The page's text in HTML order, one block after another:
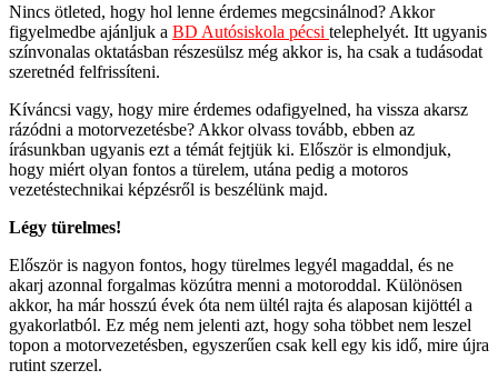
Nincs ötleted, hogy hol lenne érdemes megcsinálnod? Akkor
figyelmedbe ajánljuk a BD Autósiskola pécsi telephelyét. Itt ugyanis
színvonalas oktatásban részesülsz még akkor is, ha csak a tudásodat
szeretnéd felfrissíteni.
Kíváncsi vagy, hogy mire érdemes odafigyelned, ha vissza akarsz
rázódni a motorvezetésbe? Akkor olvass tovább, ebben az
írásunkban ugyanis ezt a témát fejtjük ki. Először is elmondjuk,
hogy miért olyan fontos a türelem, utána pedig a motoros
vezetéstechnikai képzésről is beszélünk majd.
Légy türelmes!
Először is nagyon fontos, hogy türelmes legyél magaddal, és ne
akarj azonnal forgalmas közútra menni a motoroddal. Különösen
akkor, ha már hosszú évek óta nem ültél rajta és alaposan kijöttél a
gyakorlatból. Ez még nem jelenti azt, hogy soha többet nem leszel
topon a motorvezetésben, egyszerűen csak kell egy kis idő, mire újra
rutint szerzel.